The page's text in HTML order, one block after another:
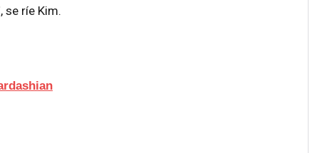
se ríe Kim.